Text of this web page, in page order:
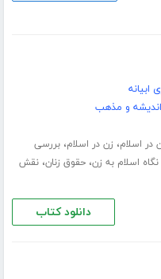
و مذهب
در اسلام، زن در اسلام،بررسی
نگاه اسلام به زن،حقوق زنان،نقش
دانلود کتاب